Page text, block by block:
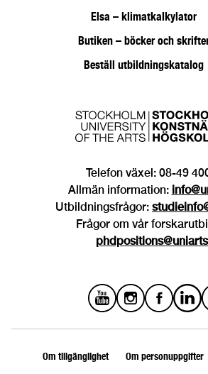
Elsa – klimatkalkylator
Butiken – böcker och
Beställ utbildningskatalog
Telefon växel: 08-49
Allmän information:
Utbildningsfrågor:
Frågor om vår
Om tillgänglighet Om personuppgifter